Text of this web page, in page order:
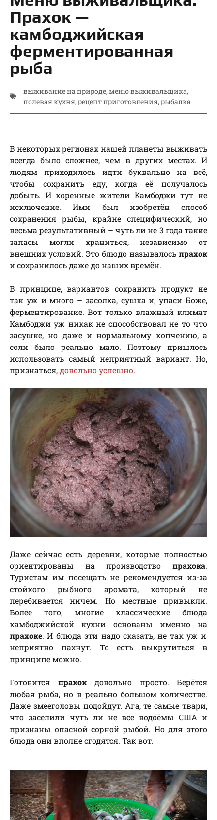
Прахок —
камбоджийская
ферментированная
рыба
выживание на природе, меню выживальщика,
полевая кухня, рецепт приготовления, рыбалка
В некоторых регионах нашей планеты выживать
всегда было сложнее, чем в других местах. И
людям приходилось идти буквально на всё,
чтобы сохранить еду, когда её получалось
добыть. И коренные жители Камбоджи тут не
исключение. Ими был изобретён способ
сохранения рыбы, крайне специфический, но
весьма результативный – чуть ли не 3 года такие
запасы могли храниться, независимо от
внешних условий. Это блюдо называлось прахок
и сохранилось даже до наших времён.
В принципе, вариантов сохранить продукт не
так уж и много – засолка, сушка и, упаси Боже,
ферментирование. Вот только влажный климат
Камбоджи уж никак не способствовал не то что
засушке, но даже и нормальному копчению, а
соли было реально мало. Поэтому пришлось
использовать самый неприятный вариант. Но,
признаться, довольно успешно.
Даже сейчас есть деревни, которые полностью
ориентированы на производство прахока.
Туристам им посещать не рекомендуется из-за
стойкого рыбного аромата, который не
перебивается ничем. Но местные привыкли.
Более того, многие классические блюда
камбоджийской кухни основаны именно на
прахоке. И блюда эти надо сказать, не так уж и
неприятно пахнут. То есть выкрутиться в
принципе можно.
Готовится прахокдовольно просто. Берётся
любая рыба, но в реально большом количестве.
Даже змееголовы подойдут. Ага, те самые твари,
что заселили чуть ли не все водоёмы США и
признаны опасной сорной рыбой. Но для этого
блюда они вполне сгодятся. Так вот.